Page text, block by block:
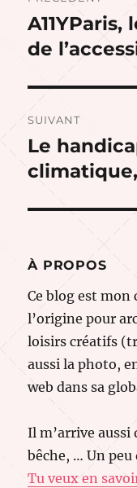
de
l’article
Publication
précédente :
de
SUIVANT
Publication
suivante :
Le
À PROPOS
Ce blog est
l’origine pour
loisirs créatifs
aussi la photo,
web dans sa
Il m’arrive aussi
bêche, … Un
Tu veux en